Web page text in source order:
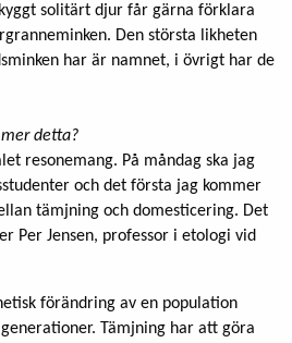
solitärt djur får gärna förklara
Den största likheten
har är namnet, i övrigt har de
detta?
resonemang. På måndag ska jag
och det första jag kommer
tämjning och domesticering. Det
Per Jensen, professor i etologi vid
förändring av en population
Tämjning har att göra